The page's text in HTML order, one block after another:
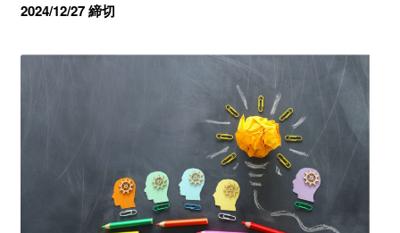
助成金コラム
会員登録
2024/12/27 締切